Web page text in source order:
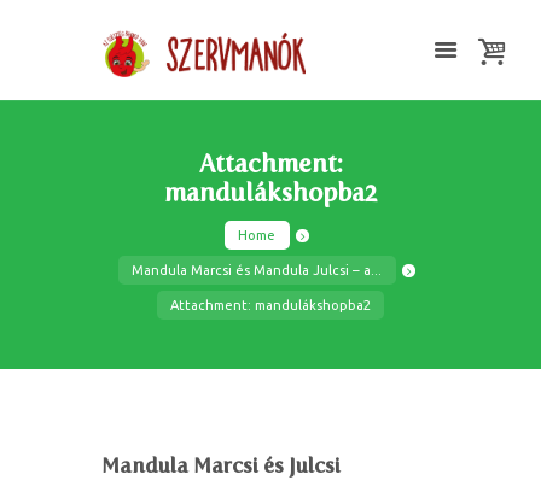
Attachment:
mandulákshopba2
Home
Mandula Marcsi és Mandula Julcsi – a...
Attachment: mandulákshopba2
Mandula Marcsi és Julcsi